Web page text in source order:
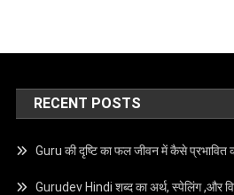
RECENT POSTS
Guru की दृष्टि का फल जीवन में कैसे प्रभावित
Gurudev Hindi शब्द का अर्थ, स्पेलिंग ,और